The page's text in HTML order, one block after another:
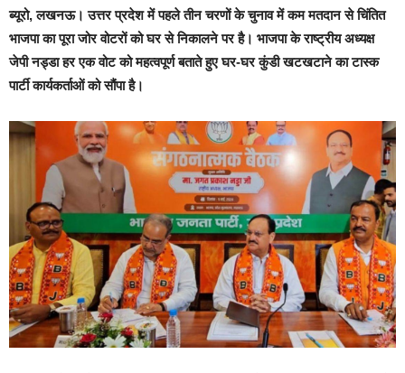
ब्यूरो, लखनऊ।उत्तर प्रदेश में पहले तीन चरणों के चुनाव में कम मतदान से चिंतित
भाजपा का पूरा जोर वोटरों को घर से निकालने पर है। भाजपा के राष्ट्रीय अध्यक्ष
जेपी नड्डा हर एक वोट को महत्वपूर्ण बताते हुए घर-घर कुंडी खटखटाने का टास्क
पार्टी कार्यकर्ताओं को सौंपा है।